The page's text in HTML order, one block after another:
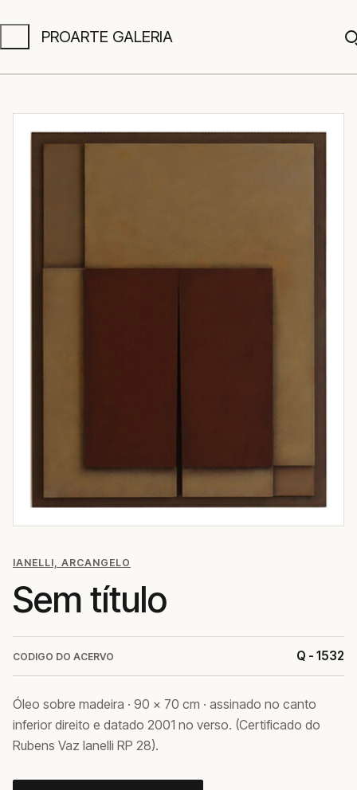
PROARTE GALERIA
IANELLI, ARCANGELO
Sem título
CODIGO DO ACERVO Q - 1532
Óleo sobre madeira · 90 × 70 cm · assinado no canto
inferior direito e datado 2001 no verso. (Certificado do
Rubens Vaz Ianelli RP 28).